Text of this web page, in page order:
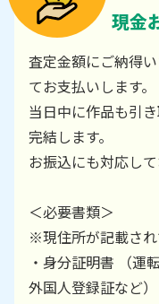
現金
査定金額にご納得
てお支払いします。
当日中に作品も引
完結します。
お振込にも対応して
＜必要書類＞
※現住所が記載され
・身分証明書 （運
外国人登録証など）